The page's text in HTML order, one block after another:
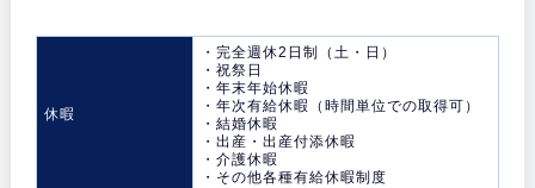
休暇
・完全週休2日制（土・日）
・祝祭日
・年末年始休暇
・年次有給休暇（時間単位での取得可）
・結婚休暇
・出産・出産付添休暇
・介護休暇
・その他各種有給休暇制度